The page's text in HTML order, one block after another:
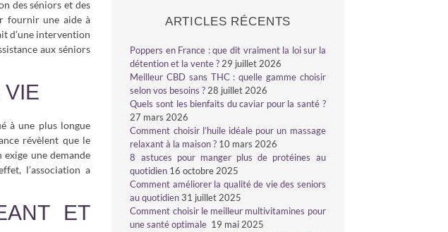
des séniors et des
fournir une aide à
d’une intervention
aux séniors
VIE
à une plus longue
révèlent que le
une demande
l’association a
ET
ARTICLES RÉCENTS
Poppers en France : que dit vraiment la loi sur la
détention et la vente ? 29 juillet 2026
Meilleur CBD sans THC : quelle gamme choisir
selon vos besoins ? 28 juillet 2026
Quels sont les bienfaits du caviar pour la santé ?
27 mars 2026
Comment choisir l’huile idéale pour un massage
relaxant à la maison ? 10 mars 2026
8 astuces pour manger plus de protéines au
quotidien 16 octobre 2025
Comment améliorer la qualité de vie des seniors
au quotidien 31 juillet 2025
Comment choisir le meilleur multivitamines pour
une santé optimale 19 mai 2025